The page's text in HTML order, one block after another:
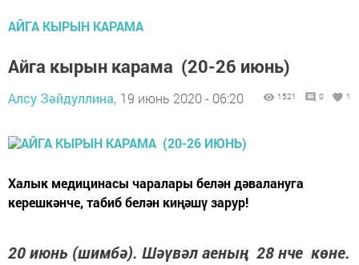
АЙГА КЫРЫН КАРАМА
Айга кырын карама (20-26 июнь)
Алсу Зәйдуллина, 19 июнь 2020 - 06:20 1521 0 1
Халык медицинасы чаралары белән дәвалануга
керешкәнче, табиб белән киңәшү зарур!
20 июнь (шимбә). Шәүвәл аеның 28 нче көне.